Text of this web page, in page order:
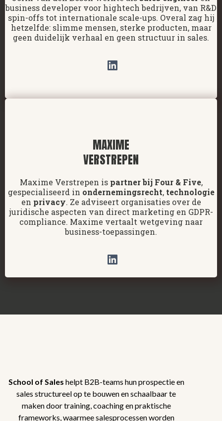
business developer voor hightech bedrijven, van R&D
spin-offs tot internationale scale-ups. Overal zag hij
hetzelfde: slimme mensen, sterke producten, maar
geen duidelijk verhaal en geen structuur in sales.
MAXIME
VERSTREPEN
Maxime Verstrepen is partner bij Four & Five,
gespecialiseerd in ondernemingsrecht, technologie
en privacy. Ze adviseert organisaties over de
juridische aspecten van direct marketing en GDPR-
compliance. Maxime vertaalt wetgeving naar
business-toepassingen.
School of Sales helpt B2B-teams hun prospectie en
sales structureel op te bouwen en schaalbaar te
maken door training, coaching en praktische
frameworks, waarmee salesprocessen worden